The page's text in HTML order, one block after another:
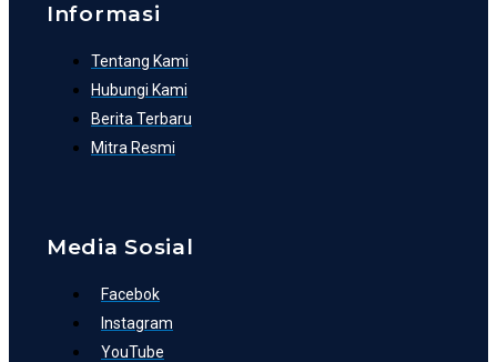
Informasi
Tentang Kami
Hubungi Kami
Berita Terbaru
Mitra Resmi
Media Sosial
Facebok
Instagram
YouTube